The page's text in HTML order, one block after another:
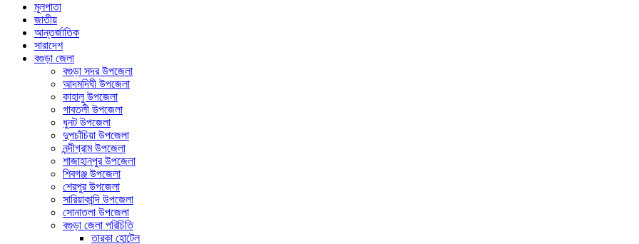
মূলপাতা
জাতীয়
আন্তর্জাতিক
সারাদেশ
বগুড়া জেলা
বগুড়া সদর উপজেলা
আদমদিঘী উপজেলা
কাহালু উপজেলা
গাবতলী উপজেলা
ধুনট উপজেলা
দুপচাঁচিয়া উপজেলা
নন্দীগ্রাম উপজেলা
শাজাহানপুর উপজেলা
শিবগঞ্জ উপজেলা
শেরপুর উপজেলা
সারিয়াকান্দি উপজেলা
সোনাতলা উপজেলা
বগুড়া জেলা পরিচিতি
তারকা হোটেল